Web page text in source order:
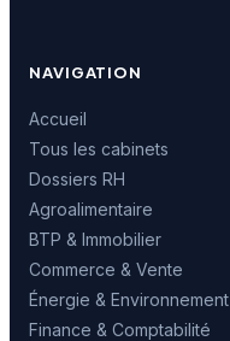
NAVIGATION
Accueil
Tous les cabinets
Dossiers RH
Agroalimentaire
BTP & Immobilier
Commerce & Vente
Énergie & Environnement
Finance & Comptabilité